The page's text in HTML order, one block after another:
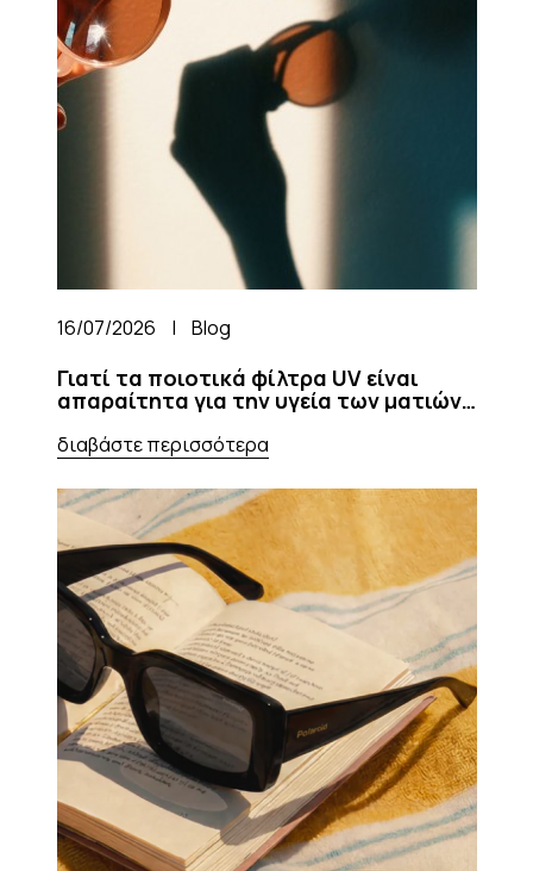
16/07/2026 | Blog
Γιατί τα ποιοτικά φίλτρα UV είναι
απαραίτητα για την υγεία των ματιών
διαβάστε περισσότερα